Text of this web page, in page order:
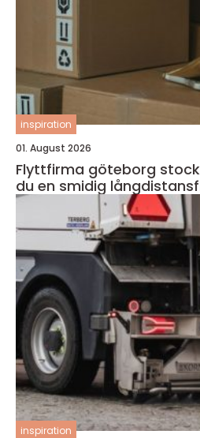
inspiration
01. August 2026
Flyttfirma göteborg stockholm så
du en smidig
inspiration